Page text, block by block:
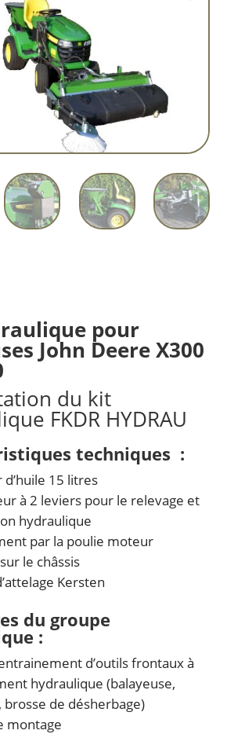
pour
John Deere X300
du kit
FKDR HYDRAU
techniques :
15 litres
à 2 leviers pour le relevage et
hydraulique
par la poulie moteur
le châssis
Kersten
du groupe
:
d’outils frontaux à
hydraulique (balayeuse,
de désherbage)
montage